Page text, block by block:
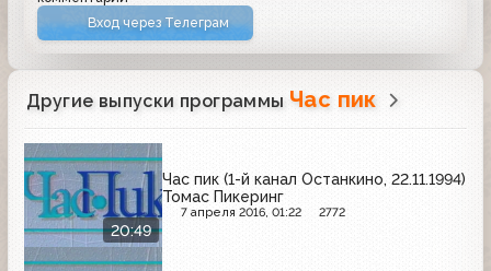
Вход через Телеграм
Другие выпуски программы Час пик
20:49
Час пик (1-й канал Останкино, 22.11.1994)
Томас Пикеринг
7 апреля 2016, 01:22 2772